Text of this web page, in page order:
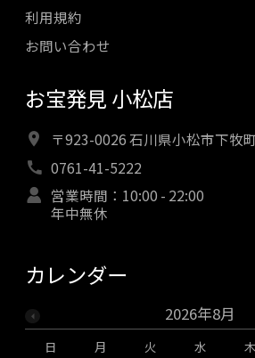
利用規約
お問い合わせ
お宝発見 小松店
〒923-0026 石川県小松市下牧
0761-41-5222
営業時間：10:00 - 22:00
年中無休
カレンダー
2026年8月
日 月 火 水 木